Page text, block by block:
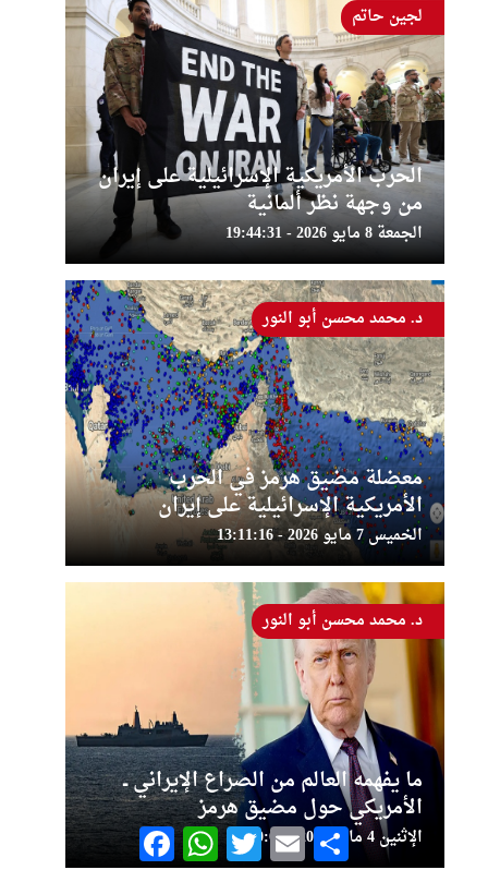
الحرب الأمريكية الإسرائيلية على إيران
من وجهة نظر ألمانية
الجمعة 8 مايو 2026 - 19:44:31
لجين حاتم
معضلة مضيق هرمز في الحرب
الأمريكية الإسرائيلية على إيران
الخميس 7 مايو 2026 - 13:11:16
د. محمد محسن أبو النور
ما يفهمه العالم من الصراع الإيراني ــ
الأمريكي حول مضيق هرمز
الإثنين 4 مايو 2026 - 22:50:09
د. محمد محسن أبو النور
FacebookWhatsAppTwitter Email Share